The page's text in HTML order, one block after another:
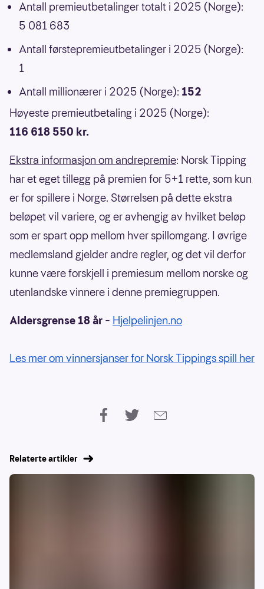
Antall premieutbetalinger totalt i 2025 (Norge):
5 081 683
Antall førstepremieutbetalinger i 2025 (Norge):
1
Antall millionærer i 2025 (Norge): 152
Høyeste premieutbetaling i 2025 (Norge):
116 618 550 kr.
Ekstra informasjon om andrepremie: Norsk Tipping
har et eget tillegg på premien for 5+1 rette, som kun
er for spillere i Norge. Størrelsen på dette ekstra
beløpet vil variere, og er avhengig av hvilket beløp
som er spart opp mellom hver spillomgang. I øvrige
medlemsland gjelder andre regler, og det vil derfor
kunne være forskjell i premiesum mellom norske og
utenlandske vinnere i denne premiegruppen.
Aldersgrense 18 år – Hjelpelinjen.no
Les mer om vinnersjanser for Norsk Tippings spill her
Relaterte artikler